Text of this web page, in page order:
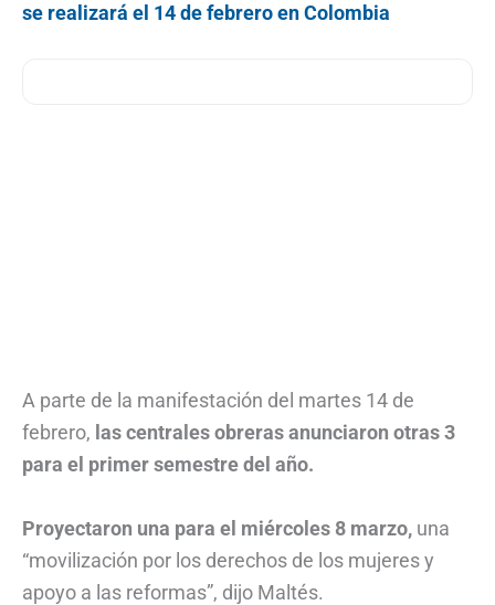
se realizará el 14 de febrero en Colombia
A parte de la manifestación del martes 14 de
febrero, las centrales obreras anunciaron otras 3
para el primer semestre del año.
Proyectaron una para el miércoles 8 marzo, una
“movilización por los derechos de los mujeres y
apoyo a las reformas”, dijo Maltés.